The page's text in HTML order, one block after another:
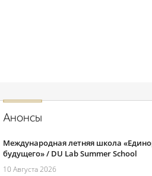
Анонсы
Международная летняя школа
будущего» / DU Lab Summer School
10 Августа 2026